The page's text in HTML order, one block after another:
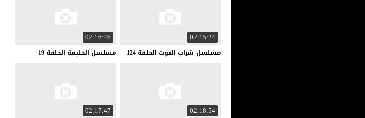
02:15:24
مسلسل شراب التوت الحلقة 124
02:16:46
مسلسل الخليفة الحلقة 19
02:18:54
02:17:47